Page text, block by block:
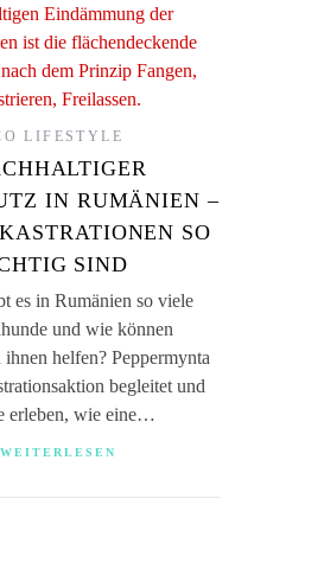
LIFESTYLE
IN RUMÄNIEN –
SO
SIND
es in Rumänien so viele
und wie können
helfen? Peppermynta
begleitet und
erleben, wie eine…
WEITERLESEN